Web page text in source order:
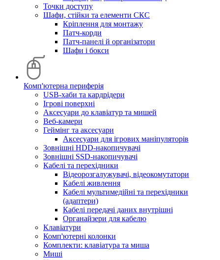
Точки доступу
Шафи, стійки та елементи СКС
Кріплення для монтажу
Патч-корди
Патч-панелі й організатори
Шафи і бокси
Комп'ютерна периферія
USB-хаби та кардрідери
Ігрові поверхні
Аксесуари до клавіатур та мишей
Веб-камери
Геймінг та аксесуари
Аксесуари для ігрових маніпуляторів
Зовнішні HDD-накопичувачі
Зовнішні SSD-накопичувачі
Кабелі та перехідники
Відеорозгалужувачі, відеокомутатори
Кабелі живлення
Кабелі мультимедійні та перехідники
(адаптери)
Кабелі передачі даних внутрішні
Органайзери для кабелю
Клавіатури
Комп'ютерні колонки
Комплекти: клавіатура та миша
Миші